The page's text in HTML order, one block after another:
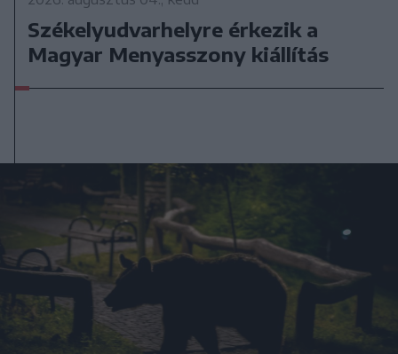
Székelyudvarhelyre érkezik a
Magyar Menyasszony kiállítás